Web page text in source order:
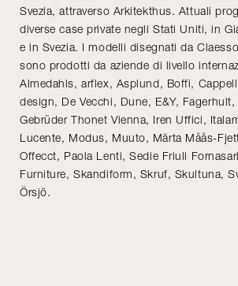
Svezia, attraverso Arkitekthus. Attuali
diverse case private negli Stati Uniti, in
e in Svezia. I modelli disegnati da
sono prodotti da aziende di livello
Almedahls, arflex, Asplund, Boffi,
design, De Vecchi, Dune, E&Y,
Gebrüder Thonet Vienna, Iren Uffici,
Lucente, Modus, Muuto, Märta Måås-
Offecct, Paola Lenti, Sedie Friuli
Furniture, Skandiform, Skruf, Skultuna,
Örsjö.